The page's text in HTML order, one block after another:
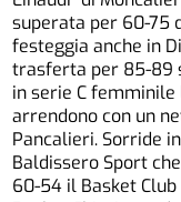
superata per 60-75
festeggia anche in
trasferta per 85-89
in serie C femminile
arrendono con un
Pancalieri. Sorride
Baldissero Sport
60-54 il Basket